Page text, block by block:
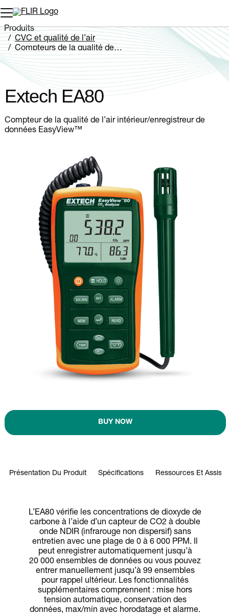
Unread messages
Modèle
Supprimer
articles
Ajouter au panier
Ajouté au panier
Produits
CVC et qualité de l’air
Compteurs de la qualité de l’air
Extech EA80
Extech EA80
Compteur de la qualité de l’air intérieur/enregistreur de
données EasyView™
BUY NOW
Présentation Du Produit Spécifications Ressources Et
L’EA80 vérifie les concentrations de dioxyde de
carbone à l’aide d’un capteur de CO2 à double
onde NDIR (infrarouge non dispersif) sans
entretien avec une plage de 0 à 6 000 PPM. Il
peut enregistrer automatiquement jusqu’à
20 000 ensembles de données ou vous pouvez
entrer manuellement jusqu’à 99 ensembles
pour rappel ultérieur. Les fonctionnalités
supplémentaires comprennent : mise hors
tension automatique, conservation des
données, max/min avec horodatage et alarme.